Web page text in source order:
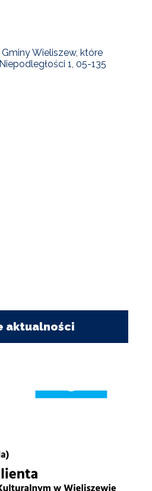
Wieliszew, które
1, 05-135
aktualności